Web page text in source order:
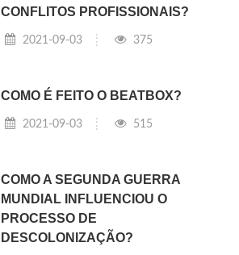
CONFLITOS PROFISSIONAIS?
2021-09-03 375
COMO É FEITO O BEATBOX?
2021-09-03 515
COMO A SEGUNDA GUERRA
MUNDIAL INFLUENCIOU O
PROCESSO DE
DESCOLONIZAÇÃO?